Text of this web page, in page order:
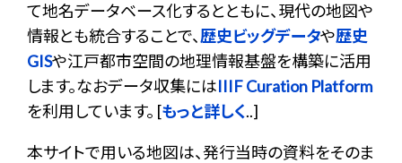
て地名データベース化するとともに、現代の地図や
情報とも統合することで、歴史ビッグデータや歴史
GISや江戸都市空間の地理情報基盤を構築に活用
します。なおデータ収集にはIIIF Curation Platform
を利用しています。 [もっと詳しく..]
本サイトで用いる地図は、発行当時の資料をそのま